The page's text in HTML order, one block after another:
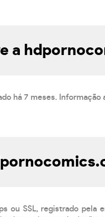
a
há 7 meses. Informação
ou SSL, registrado pela